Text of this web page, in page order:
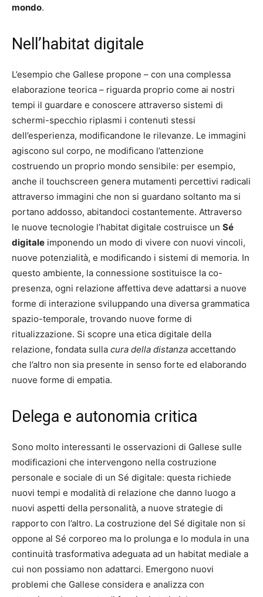
mondo.
Nell’habitat digitale
L’esempio che Gallese propone – con una complessa
elaborazione teorica – riguarda proprio come ai nostri
tempi il guardare e conoscere attraverso sistemi di
schermi-specchio riplasmi i contenuti stessi
dell’esperienza, modificandone le rilevanze. Le immagini
agiscono sul corpo, ne modificano l’attenzione
costruendo un proprio mondo sensibile: per esempio,
anche il touchscreen genera mutamenti percettivi radicali
attraverso immagini che non si guardano soltanto ma si
portano addosso, abitandoci costantemente. Attraverso
le nuove tecnologie l’habitat digitale costruisce un Sé
digitale imponendo un modo di vivere con nuovi vincoli,
nuove potenzialità, e modificando i sistemi di memoria. In
questo ambiente, la connessione sostituisce la co-
presenza, ogni relazione affettiva deve adattarsi a nuove
forme di interazione sviluppando una diversa grammatica
spazio-temporale, trovando nuove forme di
ritualizzazione. Si scopre una etica digitale della
relazione, fondata sulla cura della distanza accettando
che l’altro non sia presente in senso forte ed elaborando
nuove forme di empatia.
Delega e autonomia critica
Sono molto interessanti le osservazioni di Gallese sulle
modificazioni che intervengono nella costruzione
personale e sociale di un Sé digitale: questa richiede
nuovi tempi e modalità di relazione che danno luogo a
nuovi aspetti della personalità, a nuove strategie di
rapporto con l’altro. La costruzione del Sé digitale non si
oppone al Sé corporeo ma lo prolunga e lo modula in una
continuità trasformativa adeguata ad un habitat mediale a
cui non possiamo non adattarci. Emergono nuovi
problemi che Gallese considera e analizza con